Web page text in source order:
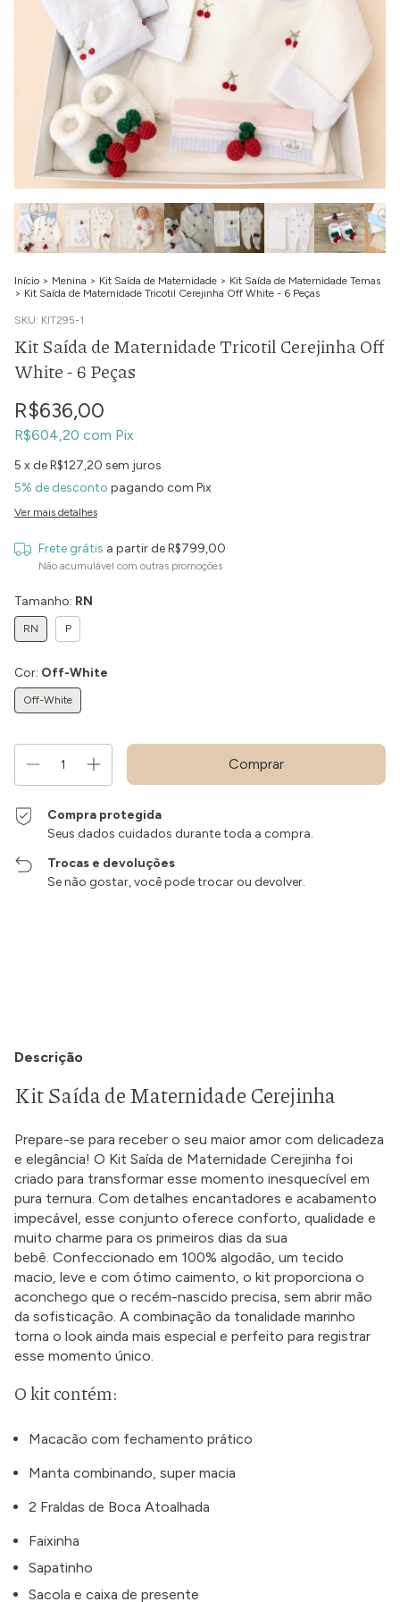
Início > Menina > Kit Saída de Maternidade > Kit Saída de Maternidade Temas
> Kit Saída de Maternidade Tricotil Cerejinha Off White - 6 Peças
SKU: KIT295-1
Kit Saída de Maternidade Tricotil Cerejinha Off
White - 6 Peças
R$636,00
R$604,20 com Pix
5 x deR$127,20 sem juros
5% de desconto pagando com Pix
Ver mais detalhes
Frete grátis a partir deR$799,00
Não acumulável com outras promoções
Tamanho: RN
RN P
Cor: Off-White
Off-White
Compra protegida
Seus dados cuidados durante toda a compra.
Trocas e devoluções
Se não gostar, você pode trocar ou devolver.
Descrição
Kit Saída de Maternidade Cerejinha
Prepare-se para receber o seu maior amor com delicadeza
e elegância! O Kit Saída de Maternidade Cerejinha foi
criado para transformar esse momento inesquecível em
pura ternura. Com detalhes encantadores e acabamento
impecável, esse conjunto oferece conforto, qualidade e
muito charme para os primeiros dias da sua
bebê. Confeccionado em 100% algodão, um tecido
macio, leve e com ótimo caimento, o kit proporciona o
aconchego que o recém-nascido precisa, sem abrir mão
da sofisticação. A combinação da tonalidade marinho
torna o look ainda mais especial e perfeito para registrar
esse momento único.
O kit contém:
Macacão com fechamento prático
Manta combinando, super macia
2 Fraldas de Boca Atoalhada
Faixinha
Sapatinho
Sacola e caixa de presente